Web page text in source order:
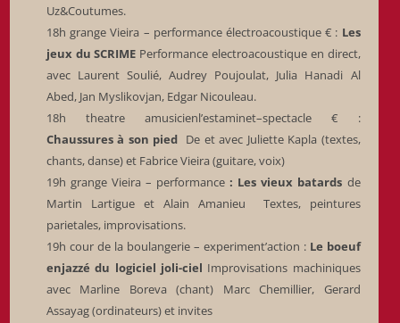
Uz&Coutumes.
18h grange Vieira – performance électroacoustique € : Les
jeux du SCRIME Performance electroacoustique en direct,
avec Laurent Soulié, Audrey Poujoulat, Julia Hanadi Al
Abed, Jan Myslikovjan, Edgar Nicouleau.
18h theatre amusicienl’estaminet–spectacle € :
Chaussures à son pied De et avec Juliette Kapla (textes,
chants, danse) et Fabrice Vieira (guitare, voix)
19h grange Vieira – performance : Les vieux batards de
Martin Lartigue et Alain Amanieu Textes, peintures
parietales, improvisations.
19h cour de la boulangerie – experiment’action : Le boeuf
enjazzé du logiciel joli-ciel Improvisations machiniques
avec Marline Boreva (chant) Marc Chemillier, Gerard
Assayag (ordinateurs) et invites